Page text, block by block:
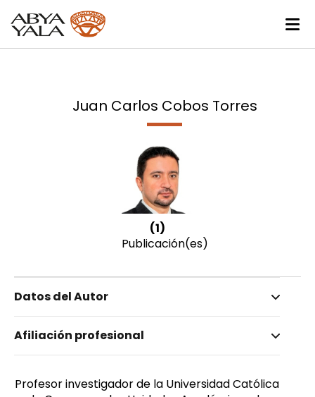
Juan Carlos Cobos Torres
(1)
Publicación(es)
Datos del Autor
Cobos Torres, Juan Carlos
Masculino
Afiliación profesional
Profesor investigador de la Universidad Católica